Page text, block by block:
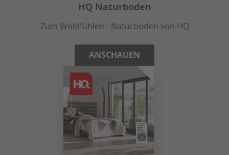
HQ Naturboden
Zum Wohlfühlen - Naturboden von HQ
ANSCHAUEN